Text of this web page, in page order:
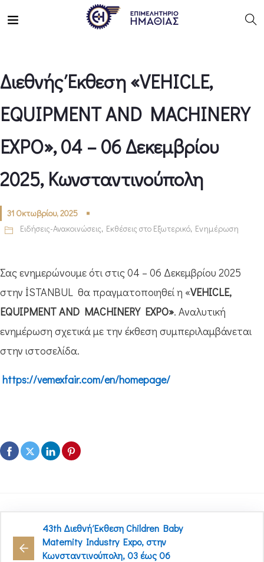
Διεθνής Έκθεση «VEHICLE,
EQUIPMENT AND MACHINERY
EXPO», 04 – 06 Δεκεμβρίου
2025, Κωνσταντινούπολη
31 Οκτωβρίου, 2025
Ειδήσεις-Ανακοινώσεις, Εκθέσεις στο Εξωτερικό, Ενημέρωση
Σας ενημερώνουμε ότι στις 04 – 06 Δεκεμβρίου 2025
στην İSTANBUL θα πραγματοποιηθεί η «VEHICLE,
EQUIPMENT AND MACHINERY EXPO». Αναλυτική
ενημέρωση σχετικά με την έκθεση συμπεριλαμβάνεται
στην ιστοσελίδα.
https://vemexfair.com/en/homepage/
43th Διεθνή Έκθεση Children Baby
Maternity Industry Expo, στην
Κωνσταντινούπολη, 03 έως 06